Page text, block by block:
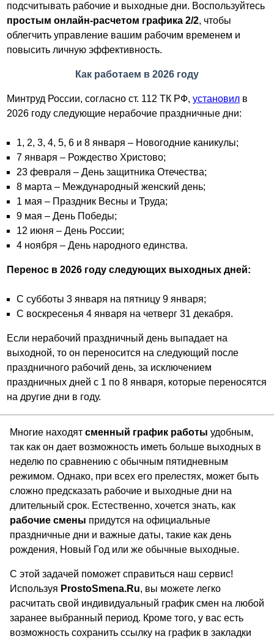
подсчитывать рабочие и выходные дни. Воспользуйтесь
простым онлайн-расчетом графика 2/2, чтобы
облегчить управление вашим рабочим временем и
повысить личную эффективность.
Как работаем в 2026 году
Минтруд России, согласно ст. 112 ТК РФ,установил в
2026 году следующие нерабочие праздничные дни:
1, 2, 3, 4, 5, 6 и 8 января – Новогодние каникулы;
7 января – Рождество Христово;
23 февраля – День защитника Отечества;
8 марта – Международный женский день;
1 мая – Праздник Весны и Труда;
9 мая – День Победы;
12 июня – День России;
4 ноября – День народного единства.
Перенос в 2026 году следующих выходных дней:
С субботы 3 января на пятницу 9 января;
С воскресенья 4 января на четверг 31 декабря.
Если нерабочий праздничный день выпадает на
выходной, то он переносится на следующий после
праздничного рабочий день, за исключением
праздничных дней с 1 по 8 января, которые переносятся
на другие дни в году.
Многие находят сменный график работы удобным,
так как он дает возможность иметь больше выходных в
неделю по сравнению с обычным пятидневным
режимом. Однако, при всех его прелестях, может быть
сложно предсказать рабочие и выходные дни на
длительный срок. Естественно, хочется знать, как
рабочие смены придутся на официальные
праздничные дни и важные даты, такие как день
рождения, Новый Год или же обычные выходные.
С этой задачей поможет справиться наш сервис!
Используя ProstoSmena.Ru, вы можете легко
расчитать свой индивидуальный график смен на любой
заранее выбранный период. Кроме того, у вас есть
возможность сохранить ссылку на график в закладки